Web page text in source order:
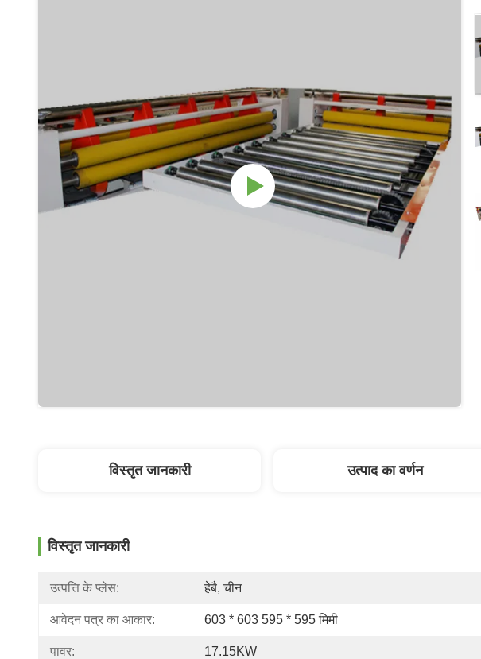
विस्तृत जानकारी उत्पाद का वर्णन
विस्तृत जानकारी
उत्पत्ति के प्लेस: हेबै, चीन
आवेदन पत्र का आकार: 603 * 603 595 * 595 मिमी
पावर: 17.15KW